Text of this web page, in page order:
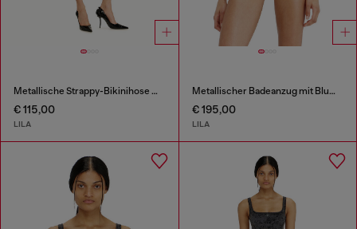
Metallische Strappy-Bikinihose mit Blumenprint
€ 115,00
LILA
Metallischer Badeanzug mit Blumenmuster und Schnürung
€ 195,00
LILA